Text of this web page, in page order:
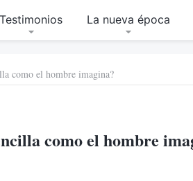
Testimonios La nueva época
como el hombre imagina?
como el hombre